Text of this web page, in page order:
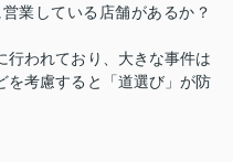
業している店舗があるか？
行われており、大きな事件は
を考慮すると「道選び」が防